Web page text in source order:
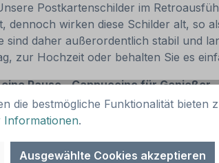
Postkartenschilder im
wirken diese Schilder alt, so
daher außerordentlich stabil und
zur Hochzeit oder behalten Sie es
Pause - Cappuccino für Genießer
die bestmögliche Funktionalität bieten
Informationen.
Ausgewählte Cookies akzeptieren